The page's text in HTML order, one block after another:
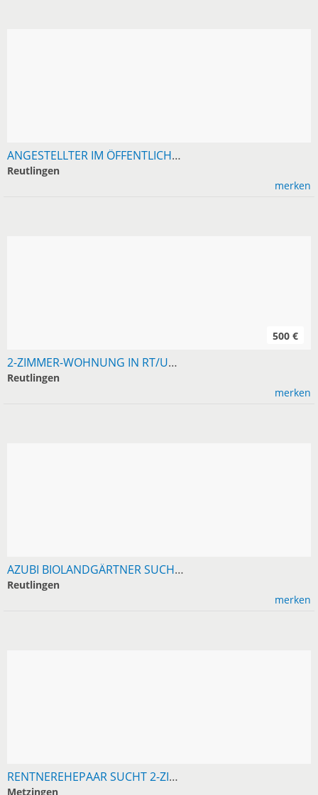
ANGESTELLTER IM ÖFFENTLICHEN DIENST SUCHT 2,5-3-ZIMMER-EG-WOHNUNG RAUM RT
Reutlingen
merken
2-ZIMMER-WOHNUNG IN RT/UMGEBUNG AB SOFORT GESUCHT
500 €
Reutlingen
merken
AZUBI BIOLANDGÄRTNER SUCHT 1-2-ZIMMER-WOHNUNG IN RT
Reutlingen
merken
RENTNEREHEPAAR SUCHT 2-ZIMMER-EG-WOHNUNG RAUM METZINGEN
Metzingen